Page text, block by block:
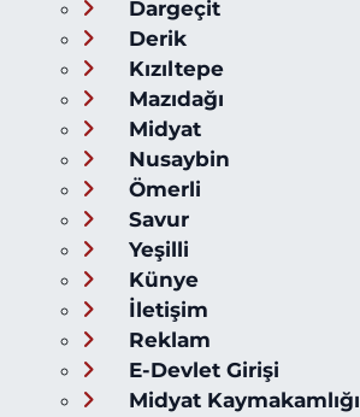
Dargeçit
Derik
Kızıltepe
Mazıdağı
Midyat
Nusaybin
Ömerli
Savur
Yeşilli
Künye
İletişim
Reklam
E-Devlet Girişi
Midyat Kaymakamlığı